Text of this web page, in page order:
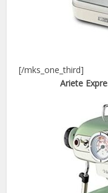
[/mks_one_third]
Ariete